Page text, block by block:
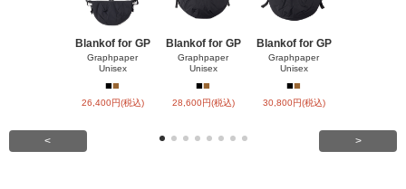
Blankof for GP
Graphpaper
Unisex
■■
26,400円(税込)
Blankof for GP
Graphpaper
Unisex
■■
28,600円(税込)
Blankof for GP
Graphpaper
Unisex
■■
30,800円(税込)
< >